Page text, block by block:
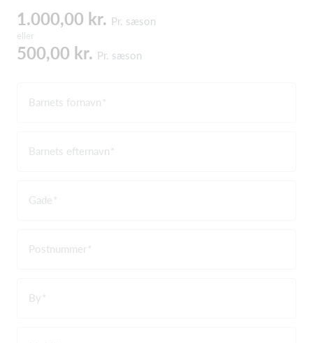
1.000,00 kr. Pr. sæson
eller
500,00 kr. Pr. sæson
Barnets fornavn
Barnets efternavn
Gade
Postnummer
By